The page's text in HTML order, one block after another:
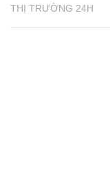
THỊ TRƯỜNG 24H